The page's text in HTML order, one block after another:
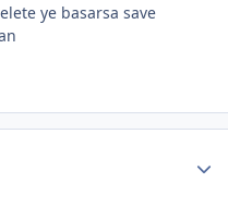
ye basarsa save